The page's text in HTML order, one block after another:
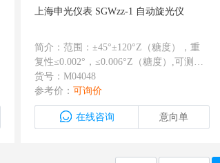
上海申光仪表 SGWzz-1 自动旋光仪
简介：范围：±45°±120°Z（糖度），重
复性≤0.002°，≤0.006°Z（糖度）,可测样
品最低透过率：1％；最小读数单位：
0.001°，有USB接口，白炽灯加滤光片代
替钠光灯，光源的平均寿命超过2000小
时，可测试比旋度、旋光度、糖度，可自
货号：M04048
参考价：可询价
在线咨询 意向单